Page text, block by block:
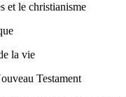
et le christianisme
la vie
Testament